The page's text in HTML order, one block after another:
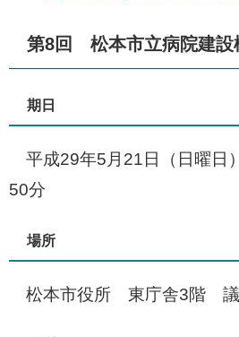
第8回 松本市立病院建設
期日
平成29年5月21日（日曜
50分
場所
松本市役所 東庁舎3階 議